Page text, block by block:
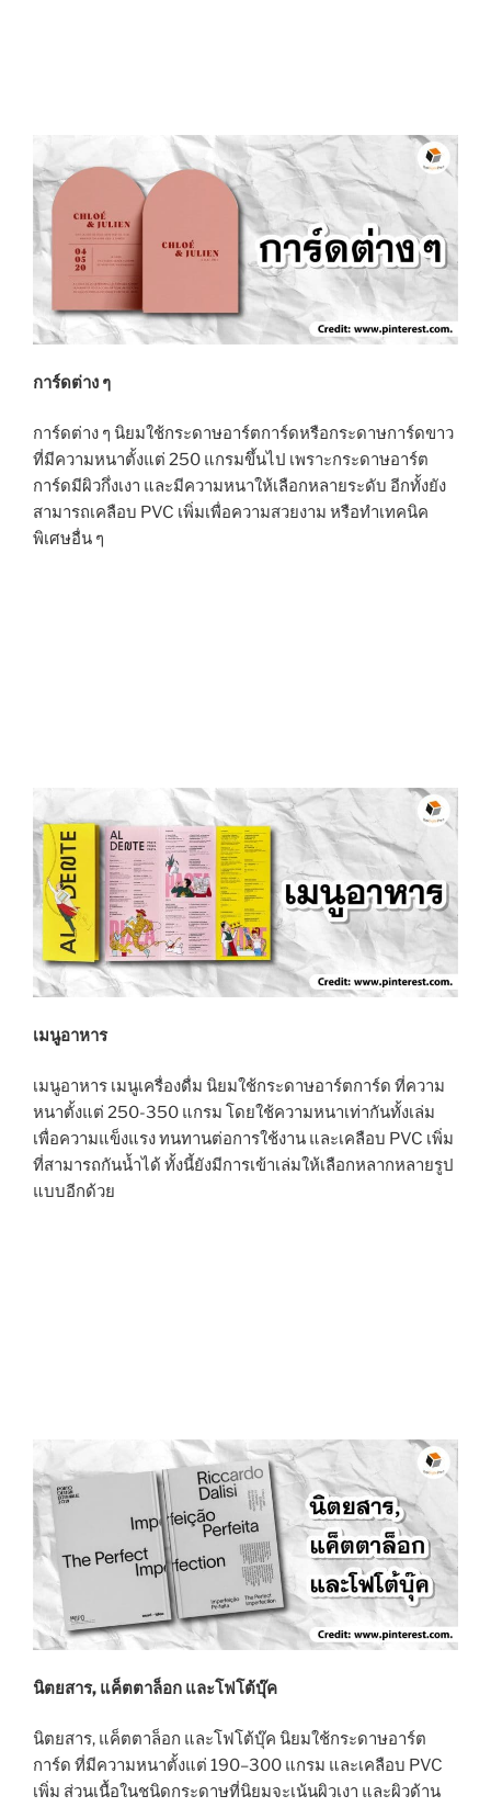
การ์ดต่าง ๆ
การ์ดต่าง ๆ นิยมใช้กระดาษอาร์ตการ์ดหรือกระดาษการ์ดขาว
ที่มีความหนาตั้งแต่ 250 แกรมขึ้นไป เพราะกระดาษอาร์ต
การ์ดมีผิวกึ่งเงา และมีความหนาให้เลือกหลายระดับ อีกทั้งยัง
สามารถเคลือบ PVC เพิ่มเพื่อความสวยงาม หรือทำเทคนิค
พิเศษอื่น ๆ
เมนูอาหาร
เมนูอาหาร เมนูเครื่องดื่ม นิยมใช้กระดาษอาร์ตการ์ด ที่ความ
หนาตั้งแต่ 250-350 แกรม โดยใช้ความหนาเท่ากันทั้งเล่ม
เพื่อความแข็งแรง ทนทานต่อการใช้งาน และเคลือบ PVC เพิ่ม
ที่สามารถกันน้ำได้ ทั้งนี้ยังมีการเข้าเล่มให้เลือกหลากหลายรูป
แบบอีกด้วย
นิตยสาร, แค็ตตาล็อก และโฟโต้บุ๊ค
นิตยสาร, แค็ตตาล็อก และโฟโต้บุ๊ค นิยมใช้กระดาษอาร์ต
การ์ด ที่มีความหนาตั้งแต่ 190–300 แกรม และเคลือบ PVC
เพิ่ม ส่วนเนื้อในชนิดกระดาษที่นิยมจะเน้นผิวเงา และผิวด้าน